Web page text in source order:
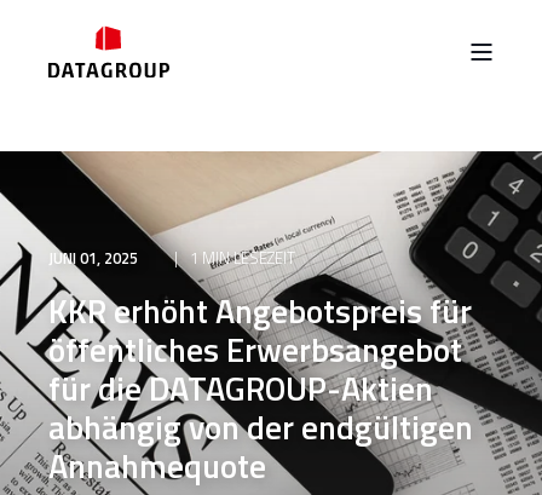
JUNI 01, 2025 1 MIN LESEZEIT
KKR erhöht Angebotspreis für
öffentliches Erwerbsangebot
für die DATAGROUP-Aktien
abhängig von der endgültigen
Annahmequote